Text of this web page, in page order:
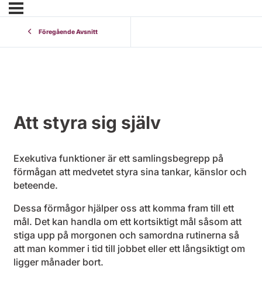
Föregående Avsnitt
Att styra sig själv
Exekutiva funktioner är ett samlingsbegrepp på
förmågan att medvetet styra sina tankar, känslor och
beteende.
Dessa förmågor hjälper oss att komma fram till ett
mål. Det kan handla om ett kortsiktigt mål såsom att
stiga upp på morgonen och samordna rutinerna så
att man kommer i tid till jobbet eller ett långsiktigt om
ligger månader bort.